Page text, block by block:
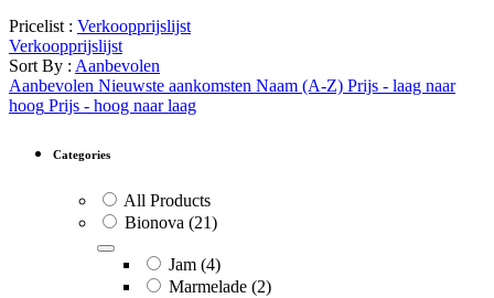
Pricelist : Verkoopprijslijst
Verkoopprijslijst
Sort By : Aanbevolen
Aanbevolen Nieuwste aankomsten Naam (A-Z) Prijs - laag naar
hoog Prijs - hoog naar laag
Categories
All Products
Bionova (21)
Jam (4)
Marmelade (2)